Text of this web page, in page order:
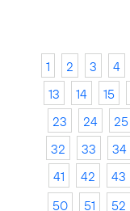
1 2 3 4
13
14 15
23
24 25
32
33 34
41
42 43
50
51 52